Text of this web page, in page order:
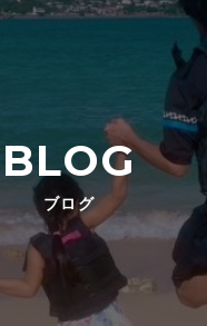
BLOG
ブログ